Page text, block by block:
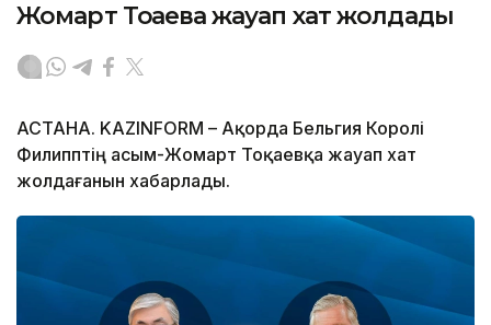
Жомарт Тоқаевқа жауап хат жолдады
АСТАНА. KAZINFORM – Ақорда Бельгия Королі
Филипптің Қасым-Жомарт Тоқаевқа жауап хат
жолдағанын хабарлады.